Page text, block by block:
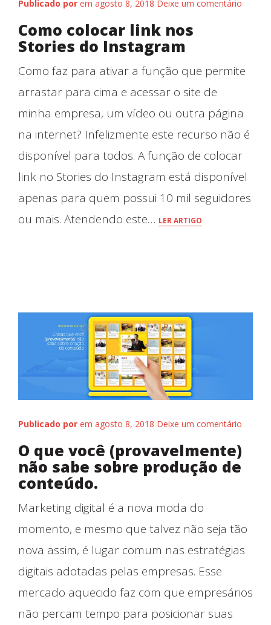
Fale conosco
Publicado por em agosto 8, 2018 Deixe um comentário
Como colocar link nos
Stories do Instagram
Como faz para ativar a função que permite
arrastar para cima e acessar o site de
minha empresa, um vídeo ou outra página
na internet? Infelizmente este recurso não é
disponível para todos. A função de colocar
link no Stories do Instagram está disponível
apenas para quem possui 10 mil seguidores
ou mais. Atendendo este… LER ARTIGO
Publicado por em agosto 8, 2018 Deixe um comentário
O que você (provavelmente)
não sabe sobre produção de
conteúdo.
Marketing digital é a nova moda do
momento, e mesmo que talvez não seja tão
nova assim, é lugar comum nas estratégias
digitais adotadas pelas empresas. Esse
mercado aquecido faz com que empresários
não percam tempo para posicionar suas